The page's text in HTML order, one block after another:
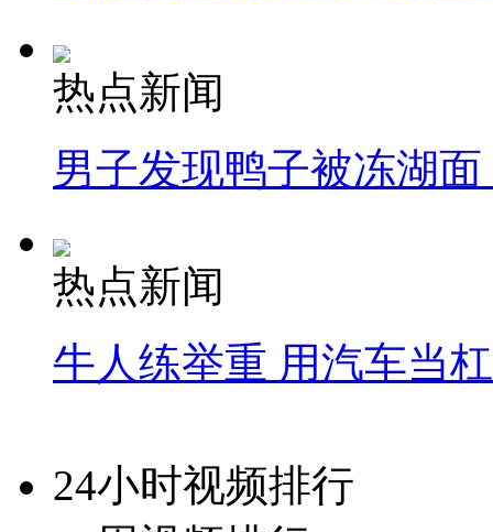
热点新闻
男子发现鸭子被冻湖
热点新闻
牛人练举重 用汽车当
24小时视频排行